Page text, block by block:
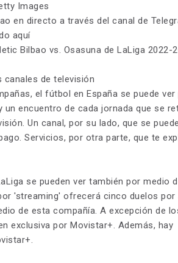
Images
en directo a través del canal de
aquí
Bilbao vs. Osasuna de LaLiga 2022-
canales de televisión
el fútbol en España se puede
encuentro de cada jornada que se
Un canal, por su lado, que se
Servicios, por otra parte, que te
se pueden ver también por medio
'streaming' ofrecerá cinco duelos por
de esta compañía. A excepción de
exclusiva por Movistar+. Además, hay